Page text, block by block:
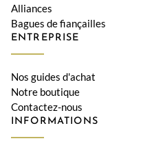
Alliances
Bagues de fiançailles
ENTREPRISE
Nos guides d'achat
Notre boutique
Contactez-nous
INFORMATIONS